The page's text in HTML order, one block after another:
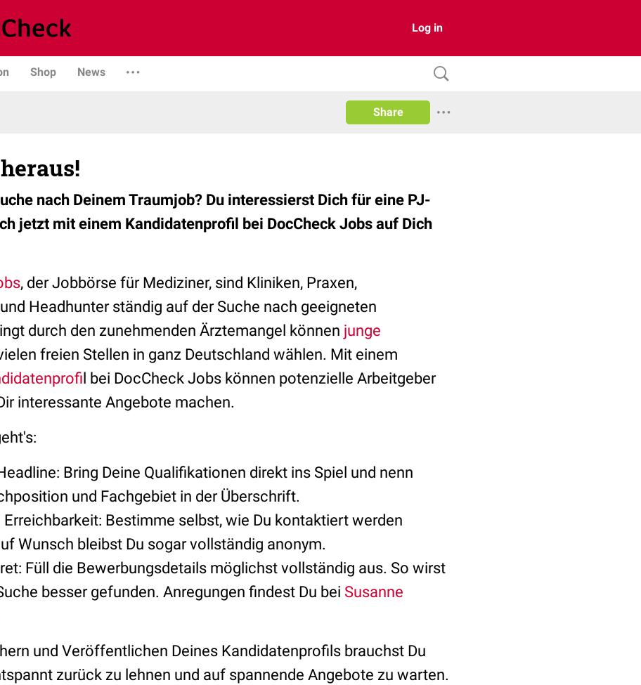
Log in
Shop News
Share
nach Deinem Traumjob? Du interessierst Dich für eine PJ-
jetzt mit einem Kandidatenprofil bei DocCheck Jobs auf Dich
, der Jobbörse für Mediziner, sind Kliniken, Praxen,
Headhunter ständig auf der Suche nach geeigneten
durch den zunehmenden Ärztemangel können junge
freien Stellen in ganz Deutschland wählen. Mit einem
l bei DocCheck Jobs können potenzielle Arbeitgeber
interessante Angebote machen.
Bring Deine Qualifikationen direkt ins Spiel und nenn
und Fachgebiet in der Überschrift.
Erreichbarkeit: Bestimme selbst, wie Du kontaktiert werden
Wunsch bleibst Du sogar vollständig anonym.
Füll die Bewerbungsdetails möglichst vollständig aus. So wirst
besser gefunden. Anregungen findest Du bei Susanne
und Veröffentlichen Deines Kandidatenprofils brauchst Du
zurück zu lehnen und auf spannende Angebote zu warten.